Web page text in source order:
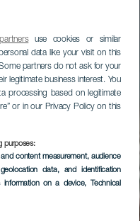
use cookies or similar
data like your visit on this
partners do not ask for your
legitimate business interest. You
processing based on legitimate
or in our Privacy Policy on this
purposes:
content measurement, audience
data, and identification
on a device, Technical